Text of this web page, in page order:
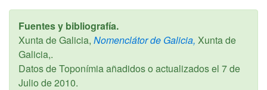
Fuentes y bibliografía.
Xunta de Galicia, Nomenclátor de Galicia, Xunta de
Galicia,.
Datos de Toponímia añadidos o actualizados el 7 de
Julio de 2010.